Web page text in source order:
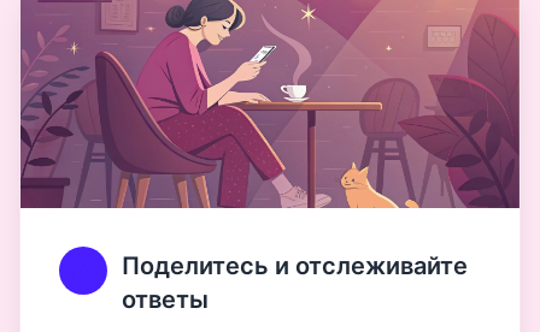
Поделитесь и отслеживайте
ответы